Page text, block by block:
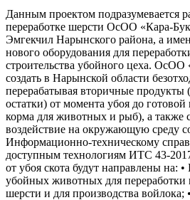
Данным проектом подразумевается
переработке шерсти ОсОО «Кара-
Эмгекчил Нарынского района, а
нового оборудования для
строительства убойного цеха. ОсОО
создать в Нарынской области
перерабатывая вторичные
остатки) от момента убоя до
корма для животных и рыб), а также
воздействие на окружающую среду
Информационно-техническому
доступным технологиям ИТС 43-
от убоя скота будут направлены на:
убойных животных для переработки
шерсти и для производства войлока;